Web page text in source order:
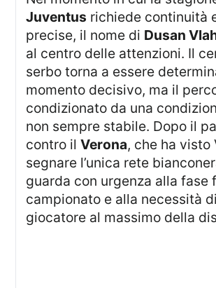
Juventus richiede continuità
precise, il nome di Dusan
al centro delle attenzioni. Il
serbo torna a essere
momento decisivo, ma il
condizionato da una
non sempre stabile. Dopo il
contro ilVerona, che ha visto
segnare l’unica rete
guarda con urgenza alla fase
campionato e alla necessità
giocatore al massimo della